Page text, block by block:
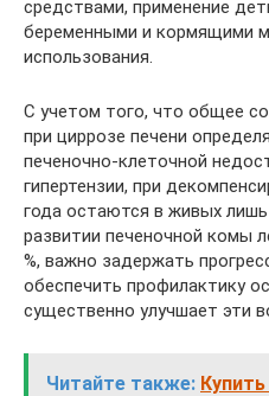
средствами, применение
беременными и кормящими
использования.
С учетом того, что общее
при циррозе печени
печеночно-клеточной
гипертензии, при
года остаются в живых
развитии печеночной комы
%, важно задержать
обеспечить профилактику
существенно улучшает эти
Читайте также: